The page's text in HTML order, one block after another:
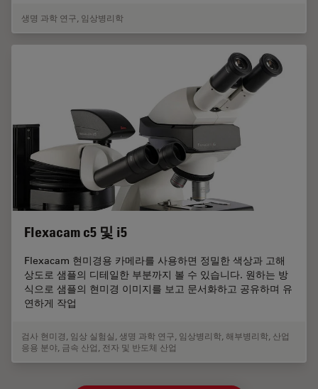
생명 과학 연구 임상병리학
Flexacam c5 및 i5
Flexacam 현미경용 카메라를 사용하면 정밀한 색상과 고해
상도로 샘플의 디테일한 부분까지 볼 수 있습니다. 원하는 방
식으로 샘플의 현미경 이미지를 보고 문서화하고 공유하며 유
연하게 작업
검사 현미경 임상 실험실 생명 과학 연구 임상병리학 해부병리학 산업
응용 분야 금속 산업 전자 및 반도체 산업